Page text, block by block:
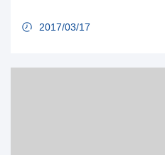
2017/03/17